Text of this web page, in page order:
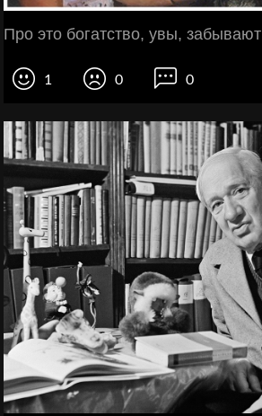
Про это богатство, увы, забывают
1 0 0